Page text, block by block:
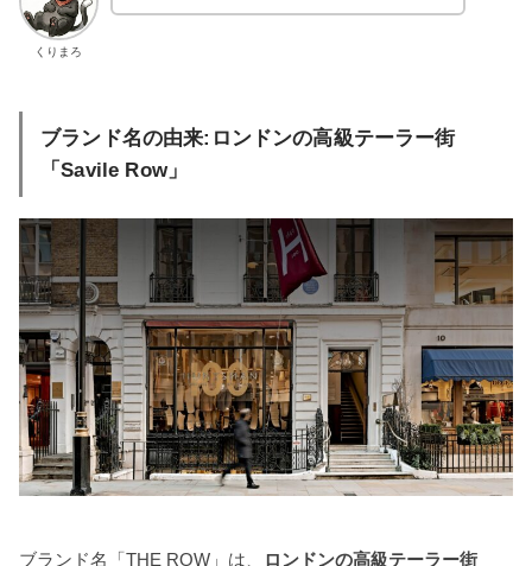
くりまろ
ブランド名の由来:ロンドンの高級テーラー街
「Savile Row」
ブランド名「THE ROW」は、 ロンドンの高級テーラー街